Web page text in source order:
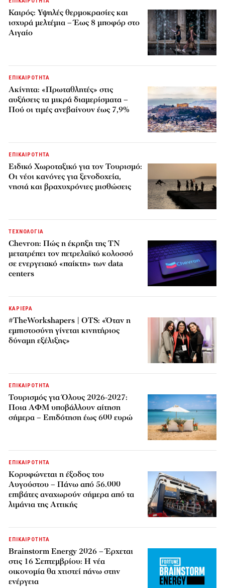
Καιρός: Υψηλές θερμοκρασίες και
ισχυρά μελτέμια – Έως 8 μποφόρ στο
Αιγαίο
ΕΠΙΚΑΙΡΟΤΗΤΑ
Ακίνητα: «Πρωταθλητές» στις
αυξήσεις τα μικρά διαμερίσματα –
Πού οι τιμές ανεβαίνουν έως 7,9%
ΕΠΙΚΑΙΡΟΤΗΤΑ
Ειδικό Χωροταξικό για τον Τουρισμό:
Οι νέοι κανόνες για ξενοδοχεία,
νησιά και βραχυχρόνιες μισθώσεις
ΤΕΧΝΟΛΟΓΙΑ
Chevron: Πώς η έκρηξη της ΤΝ
μετατρέπει τον πετρελαϊκό κολοσσό
σε ενεργειακό «παίκτη» των data
centers
ΚΑΡΙΕΡΑ
#TheWorkshapers | OTS: «Όταν η
εμπιστοσύνη γίνεται κινητήριος
δύναμη εξέλιξης»
ΕΠΙΚΑΙΡΟΤΗΤΑ
Τουρισμός για Όλους 2026-2027:
Ποια ΑΦΜ υποβάλλουν αίτηση
σήμερα – Επιδότηση έως 600 ευρώ
ΕΠΙΚΑΙΡΟΤΗΤΑ
Κορυφώνεται η έξοδος του
Αυγούστου – Πάνω από 56.000
επιβάτες αναχωρούν σήμερα από τα
λιμάνια της Αττικής
ΕΠΙΚΑΙΡΟΤΗΤΑ
Brainstorm Energy 2026 – Έρχεται
στις 16 Σεπτεμβρίου: Η νέα
οικονομία θα χτιστεί πάνω στην
ενέργεια